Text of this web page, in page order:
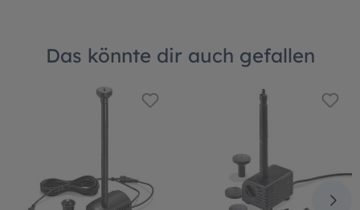
Das könnte dir auch gefallen